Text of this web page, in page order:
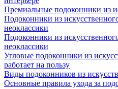
Премиальные подоконники из
Подоконники из
неоклассики
Подоконники из
неоклассики
Угловые подоконники из
работает на пользу
Виды подоконников из
Основные правила ухода за